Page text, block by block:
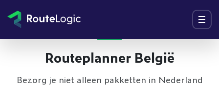
Menu
Routeplanner België
Bezorg je niet alleen pakketten in Nederland